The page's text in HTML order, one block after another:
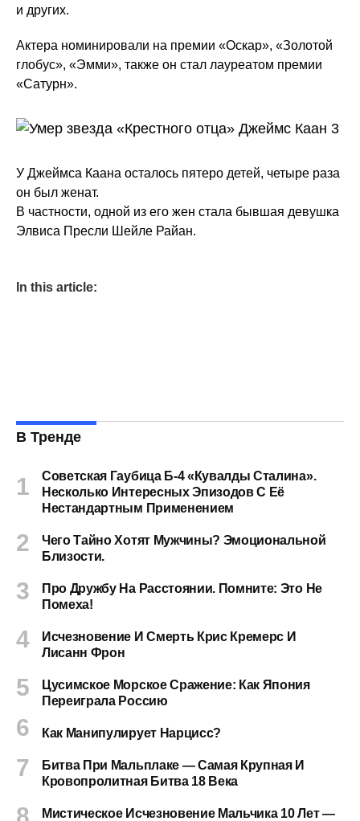
и других.
Актера номинировали на премии «Оскар», «Золотой
глобус», «Эмми», также он стал лауреатом премии
«Сатурн».
У Джеймса Каана осталось пятеро детей, четыре раза
он был женат.
В частности, одной из его жен стала бывшая девушка
Элвиса Пресли Шейле Райан.
In this article:
В Тренде
Советская Гаубица Б-4 «Кувалды Сталина».
Несколько Интересных Эпизодов С Её
Нестандартным Применением
Чего Тайно Хотят Мужчины? Эмоциональной
Близости.
Про Дружбу На Расстоянии. Помните: Это Не
Помеха!
Исчезновение И Смерть Крис Кремерс И
Лисанн Фрон
Цусимское Морское Сражение: Как Япония
Переиграла Россию
Как Манипулирует Нарцисс?
Битва При Мальплаке — Самая Крупная И
Кровопролитная Битва 18 Века
Мистическое Исчезновение Мальчика 10 Лет —